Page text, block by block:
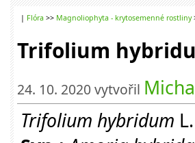
| Flóra >> Magnoliophyta - krytosemenné rostliny
Trifolium
24. 10. 2020 vytvořil
Trifolium hybridum